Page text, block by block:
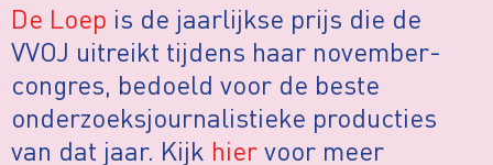
De Loep is de jaarlijkse prijs die de
VVOJ uitreikt tijdens haar november-
congres, bedoeld voor de beste
onderzoeksjournalistieke producties
van dat jaar. Kijk hiervoor meer